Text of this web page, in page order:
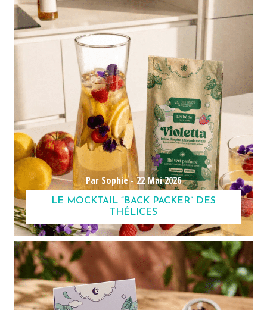
Par Sophie -22 Mai 2026
LE MOCKTAIL “BACK PACKER” DES
THÉLICES